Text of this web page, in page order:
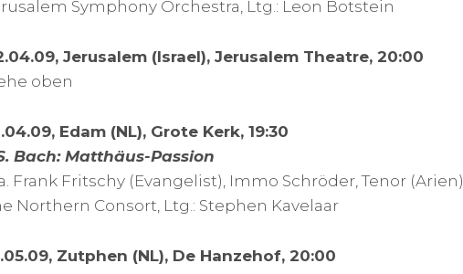
Symphony Orchestra, Ltg.: Leon Botstein
Jerusalem (Israel), Jerusalem Theatre, 20:00
oben
Edam (NL), Grote Kerk, 19:30
Bach: Matthäus-Passion
Frank Fritschy (Evangelist), Immo Schröder, Tenor (Arien)
Northern Consort, Ltg.: Stephen Kavelaar
Zutphen (NL), De Hanzehof, 20:00